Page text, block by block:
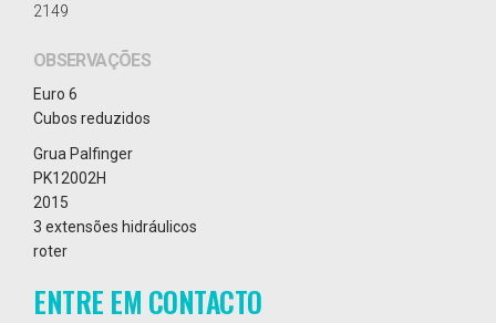
2149
OBSERVAÇÕES
Euro 6
Cubos reduzidos
Grua Palfinger
PK12002H
2015
3 extensões hidráulicos
roter
ENTRE EM CONTACTO